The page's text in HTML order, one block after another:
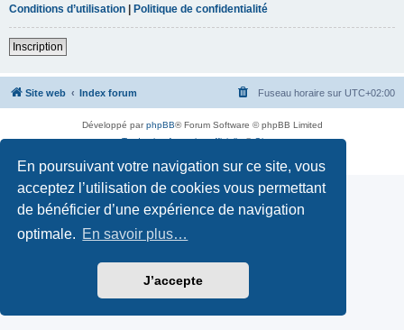
En poursuivant votre navigation sur ce site, vous
acceptez l’utilisation de cookies vous permettant
de bénéficier d’une expérience de navigation
optimale. En savoir plus…
J’accepte
Conditions d’utilisation | Politique de confidentialité
Inscription
Site web Index forum Fuseau horaire sur UTC+02:00
Développé parphpBB® Forum Software © phpBB Limited
Traduction française officielle©Qiaeru